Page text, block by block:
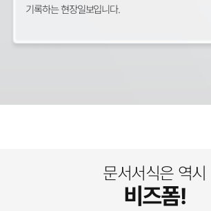
기록하는 현장일보입니다.
문서서식은 역시
비즈폼!